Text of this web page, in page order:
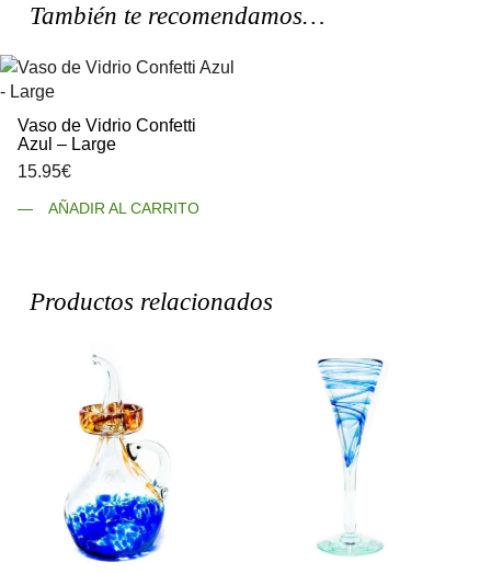
También te recomendamos…
Vaso de Vidrio Confetti
Azul – Large
15.95€
AÑADIR AL CARRITO
Productos relacionados